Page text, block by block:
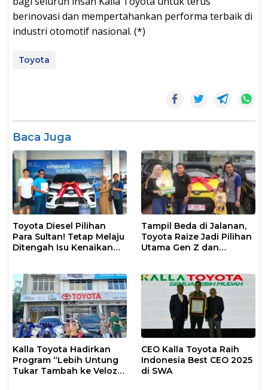
berinovasi dan mempertahankan performa terbaik di
industri otomotif nasional. (*)
Toyota
Baca Juga
Toyota Diesel Pilihan
Para Sultan! Tetap Melaju
Ditengah Isu Kenaikan
Tampil Beda di Jalanan,
Toyota Raize Jadi Pilihan
Utama Gen Z dan
Kalla Toyota Hadirkan
Program “Lebih Untung
Tukar Tambah ke Veloz
CEO Kalla Toyota Raih
Indonesia Best CEO 2025
di SWA